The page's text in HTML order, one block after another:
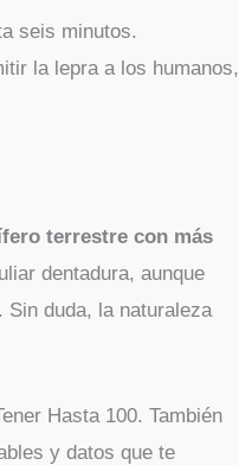
seis minutos.
la lepra a los humanos,
terrestre con más
dentadura, aunque
duda, la naturaleza
Hasta 100. También
y datos que te